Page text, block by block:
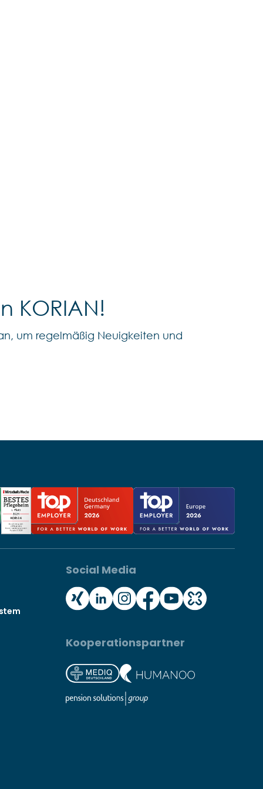
KORIAN!
um regelmäßig Neuigkeiten und
Social Media
Kooperationspartner